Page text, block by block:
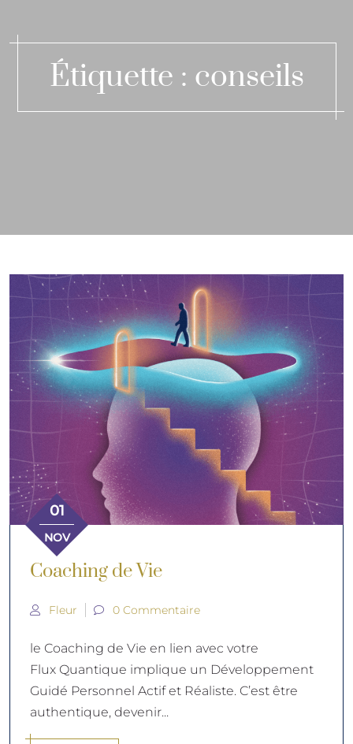
Étiquette : conseils
01
NOV
Coaching de Vie
Fleur 0 Commentaire
le Coaching de Vie en lien avec votre
Flux Quantique implique un Développement
Guidé Personnel Actif et Réaliste. C’est être
authentique, devenir...